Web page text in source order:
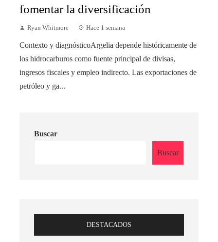
fomentar la diversificación
Ryan Whitmore Hace 1 semana
Contexto y diagnósticoArgelia depende históricamente de
los hidrocarburos como fuente principal de divisas,
ingresos fiscales y empleo indirecto. Las exportaciones de
petróleo y ga...
Buscar
Buscar
DESTACADOS